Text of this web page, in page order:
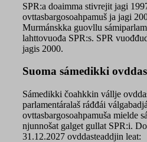
SPR:a doaimma stivrejit jagi
ovttasbargosoahpamuš ja jagi
Murmánskka guovllu
lahttovuođa SPR:s. SPR
jagis 2000.
Suoma sámedikki
Sámedikki čoahkkin vállje
parlamentáralaš ráđđái
ovttasbargosoahpamuša mielde
njunnošat galget gullat SPR:i.
31.12.2027 ovddasteaddjin leat: